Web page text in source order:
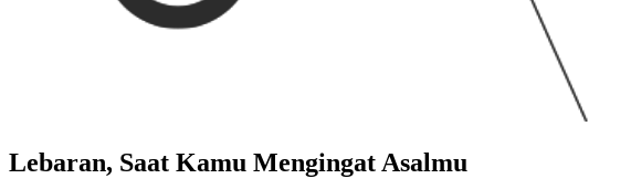
Lebaran, Saat Kamu Mengingat Asalmu